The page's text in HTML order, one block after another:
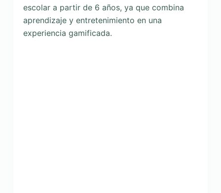
escolar a partir de 6 años, ya que combina
aprendizaje y entretenimiento en una
experiencia gamificada.